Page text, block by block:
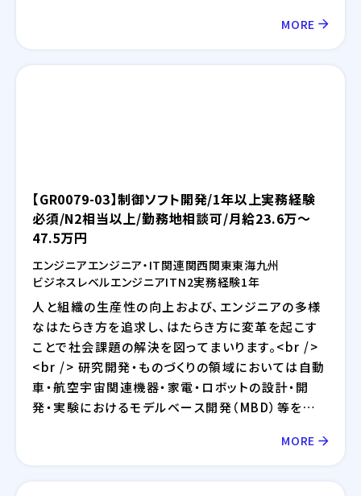
MORE
【GR0079-03】制御ソフト開発/1年以上実務経験
必須/N2相当以上/勤務地相談可/月給23.6万～
47.5万円
エンジニアエンジニア・IT関連関西関東東海九州
ビジネスレベルエンジニアITN2実務経験1年
人と組織の生産性の向上および、エンジニアの多様
なはたらき方を追求し、はたらき方に変革を起こす
ことで社会課題の解決を図ってまいります。<br />
<br /> 研究開発・ものづくりの領域においては自動
車・航空宇宙関連機器・家電・ロボットの設計・開
発・実験におけるモデルベース開発（MBD）等を提
ーネット、EC分野を中心とした幅広い業界に対して
のシステム開発・インフラ設計・評価検証業務等を提
MORE